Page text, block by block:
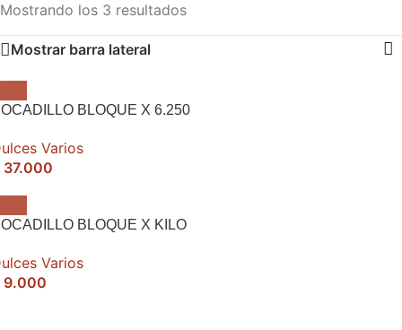
Mostrando los 3 resultados
Mostrar barra lateral
BLOQUE X 6.250
Varios
37.000
BLOQUE X KILO
Varios
9.000